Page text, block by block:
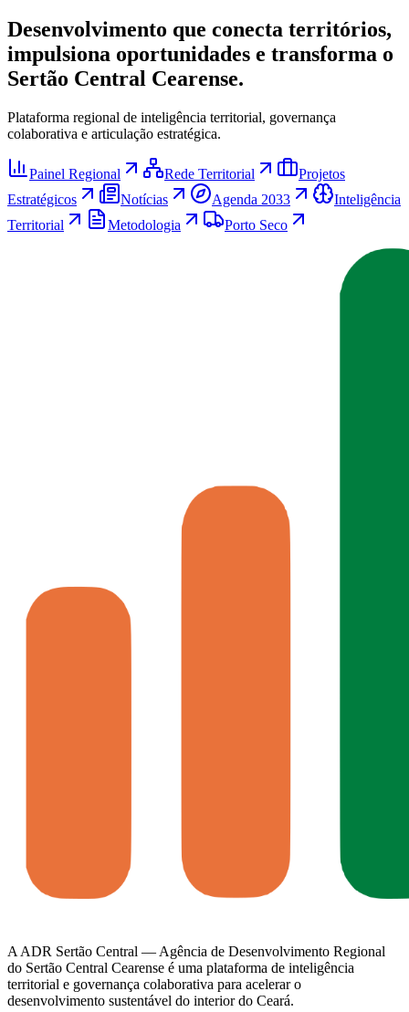
Desenvolvimento que conecta territórios,
impulsiona oportunidades e transforma o
Sertão Central Cearense.
Plataforma regional de inteligência territorial, governança
colaborativa e articulação estratégica.
Painel Regional Rede Territorial
Projetos
Estratégicos
Notícias Agenda 2033
Inteligência
Territorial
Metodologia Porto Seco
A ADR Sertão Central — Agência de Desenvolvimento Regional
do Sertão Central Cearense é uma plataforma de inteligência
territorial e governança colaborativa para acelerar o
desenvolvimento sustentável do interior do Ceará.